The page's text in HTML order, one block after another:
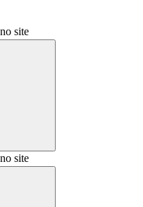
site
site